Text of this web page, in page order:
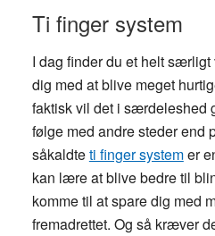
Ti finger system
I dag finder du et helt
dig med at blive meget
faktisk vil det i særdeleshed
følge med andre steder end
såkaldteti finger systemer
kan lære at blive bedre til
komme til at spare dig med
fremadrettet. Og så kræver